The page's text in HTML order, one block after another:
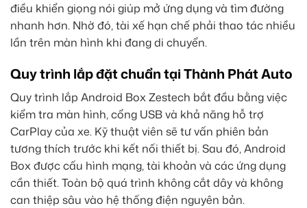
điều khiển giọng nói giúp mở ứng dụng và tìm đường
nhanh hơn. Nhờ đó, tài xế hạn chế phải thao tác nhiều
lần trên màn hình khi đang di chuyển.
Quy trình lắp đặt chuẩn tại Thành Phát Auto
Quy trình lắp Android Box Zestech bắt đầu bằng việc
kiểm tra màn hình, cổng USB và khả năng hỗ trợ
CarPlay của xe. Kỹ thuật viên sẽ tư vấn phiên bản
tương thích trước khi kết nối thiết bị. Sau đó, Android
Box được cấu hình mạng, tài khoản và các ứng dụng
cần thiết. Toàn bộ quá trình không cắt dây và không
can thiệp sâu vào hệ thống điện nguyên bản.